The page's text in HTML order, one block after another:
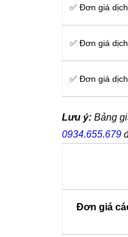
✅ Đơn giá
✅ Đơn giá
✅ Đơn giá
Lưu ý: Bảng
0934.655.679
Đơn giá